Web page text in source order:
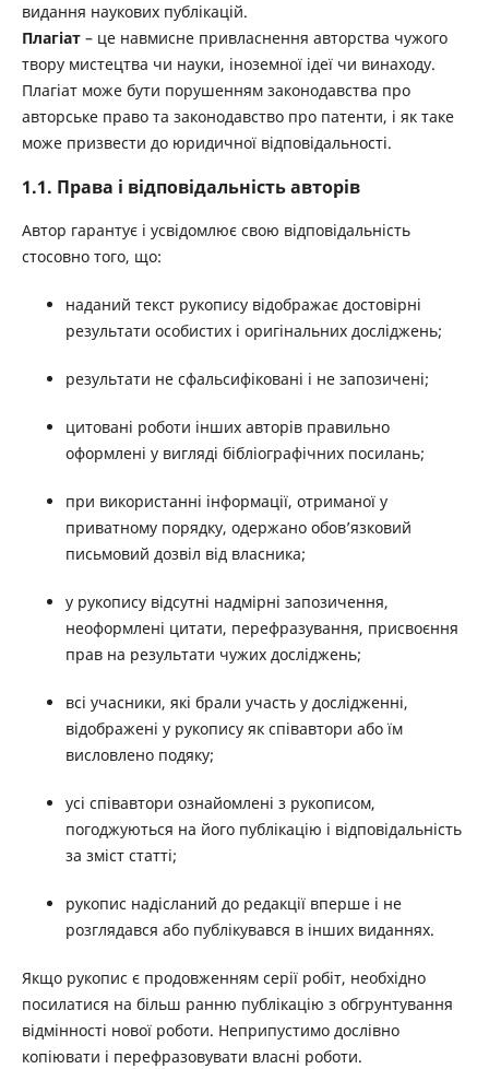
видання наукових публікацій.
Плагіат – це навмисне привласнення авторства чужого
твору мистецтва чи науки, іноземної ідеї чи винаходу.
Плагіат може бути порушенням законодавства про
авторське право та законодавство про патенти, і як таке
може призвести до юридичної відповідальності.
1.1. Права і відповідальність авторів
Автор гарантує і усвідомлює свою відповідальність
стосовно того, що:
наданий текст рукопису відображає достовірні
результати особистих і оригінальних досліджень;
результати не сфальсифіковані і не запозичені;
цитовані роботи інших авторів правильно
оформлені у вигляді бібліографічних посилань;
при використанні інформації, отриманої у
приватному порядку, одержано обов’язковий
письмовий дозвіл від власника;
у рукопису відсутні надмірні запозичення,
неоформлені цитати, перефразування, присвоєння
прав на результати чужих досліджень;
всі учасники, які брали участь у дослідженні,
відображені у рукопису як співавтори або їм
висловлено подяку;
усі співавтори ознайомлені з рукописом,
погоджуються на його публікацію і відповідальність
за зміст статті;
рукопис надісланий до редакції вперше і не
розглядався або публікувався в інших виданнях.
Якщо рукопис є продовженням серії робіт, необхідно
посилатися на більш ранню публікацію з обгрунтування
відмінності нової роботи. Неприпустимо дослівно
копіювати і перефразовувати власні роботи.